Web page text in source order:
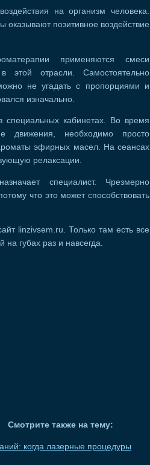
на организм человека.
позитивное воздействие
применяются смеси
этой отрасли. Самостоятельно
не угадать с пропорциями и
изначально.
кабинетах. Во время
движения, необходимо просто
эфирных масел. На сеансах
релаксации.
специалист. Чрезмерно
что это может способствовать
linzivsem.ru. Только там есть все
губах раз и навсегда.
Смотрите также на тему:
когда лазерные процедуры